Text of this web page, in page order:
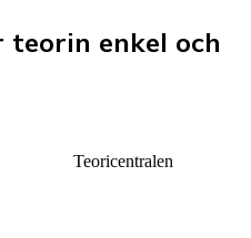
teorin enkel och
Teoricentralen